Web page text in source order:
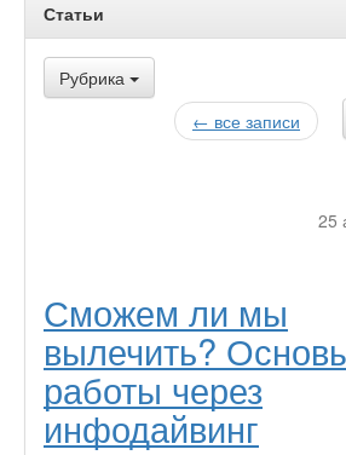
Статьи
Рубрика
← все записи
25
Сможем ли мы
вылечить?
работы через
инфодайвинг